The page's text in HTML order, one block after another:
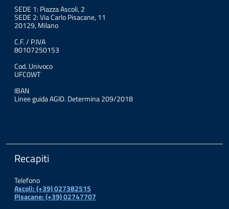
SEDE 1: Piazza Ascoli, 2
SEDE 2: Via Carlo Pisacane, 11
20129, Milano
C.F. / P.IVA
80107250153
Cod. Univoco
UFC0WT
IBAN
Linee guida AGID. Determina 209/2018
Recapiti
Telefono
Ascoli: (+39) 027382515
Pisacane: (+39) 02747707